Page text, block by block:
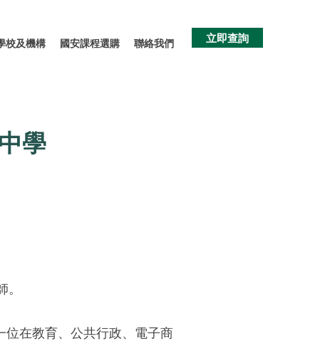
校及機構 國安課程選購 聯絡我們 立即查詢
學
在教育、公共行政、電子商